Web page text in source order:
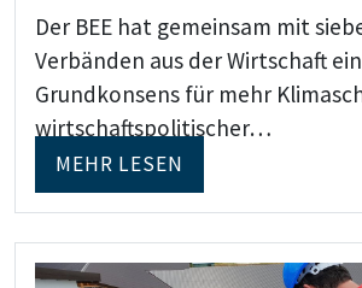
Der BEE hat gemeinsam mit
Verbänden aus der Wirtschaft
Grundkonsens für mehr
wirtschaftspolitischer…
MEHR LESEN